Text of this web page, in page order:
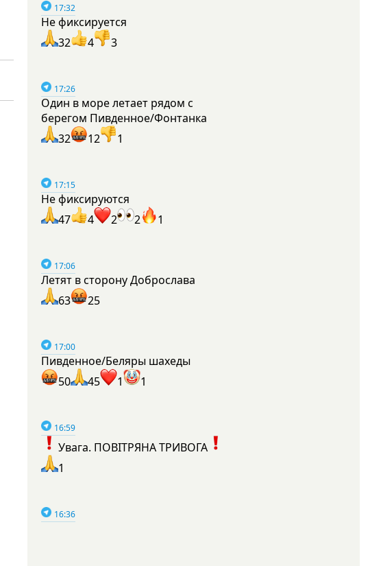
17:32
Не фиксируется
32
4 3
17:26
Один в море летает рядом с
берегом Пивденное/Фонтанка
32
12 1
17:15
Не фиксируются
47
4 2 2 1
17:06
Летят в сторону Доброслава
63
25
17:00
Пивденное/Беляры шахеды
50
45 1 1
16:59
Увага. ПОВІТРЯНА ТРИВОГА
1
16:36